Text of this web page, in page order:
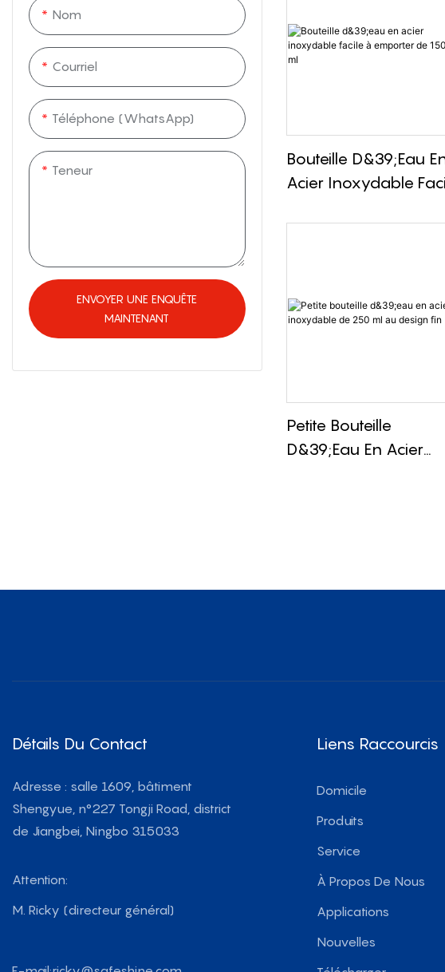
Nom
Courriel
Téléphone (WhatsApp)
Teneur
ENVOYER UNE ENQUÊTE
MAINTENANT
Bouteille D&39;eau
Acier Inoxydable
Petite Bouteille
D&39;eau En Acier
Détails Du Contact
Adresse : salle 1609, bâtiment
Shengyue, n°227 Tongji Road, district
de Jiangbei, Ningbo 315033
Attention:
M. Ricky (directeur général)
Liens Raccourcis
Domicile
Produits
Service
À Propos De Nous
Applications
Nouvelles